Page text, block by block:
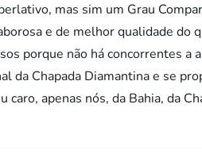
mas sim um Grau
e de melhor qualidade do
porque não há concorrentes a
da Chapada Diamantina e se
caro, apenas nós, da Bahia, da